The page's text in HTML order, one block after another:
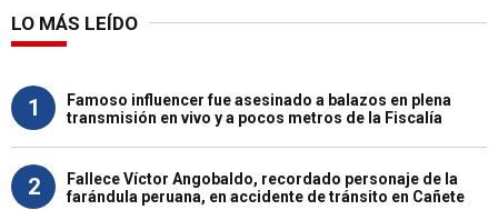
LO MÁS LEÍDO
1
Famoso influencer fue asesinado a balazos en plena
transmisión en vivo y a pocos metros de la Fiscalía
2
Fallece Víctor Angobaldo, recordado personaje de la
farándula peruana, en accidente de tránsito en Cañete